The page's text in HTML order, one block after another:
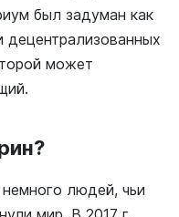
был задуман как
децентрализованных
может
людей, чьи